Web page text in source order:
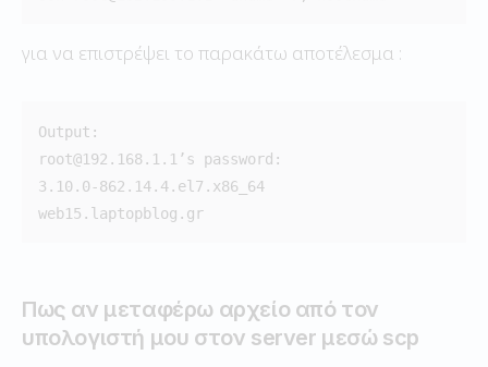
για να επιστρέψει το παρακάτω αποτέλεσμα :
Output:
root@192.168.1.1’s password:
3.10.0-862.14.4.el7.x86_64
web15.laptopblog.gr
Πως αν μεταφέρω αρχείο από τον
υπολογιστή μου στον server μεσώ scp